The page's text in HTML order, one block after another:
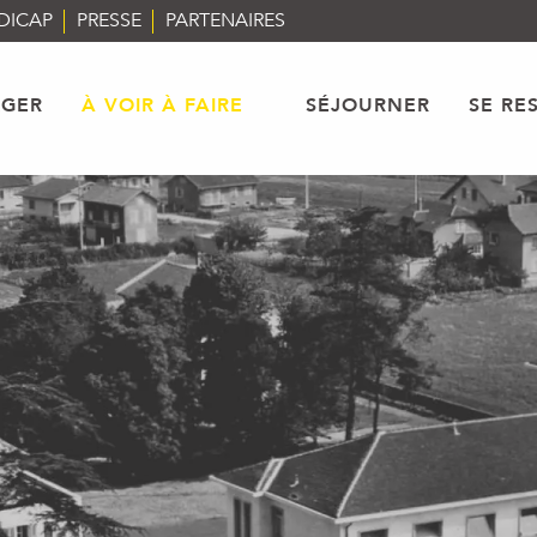
PRESSE PARTENAIRES
À VOIR À FAIRE SÉJOURNER SE